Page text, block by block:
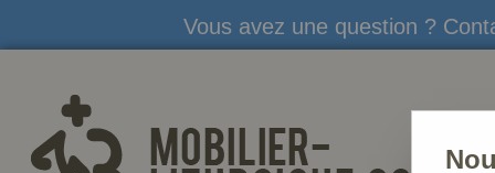
Vous avez une question ?